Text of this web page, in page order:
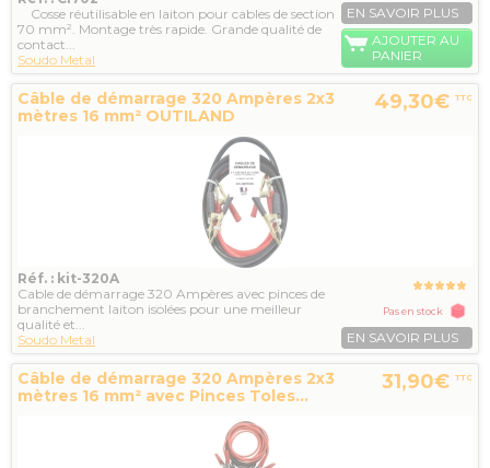
Cosse réutilisable en laiton pour cables de section
70 mm². Montage très rapide. Grande qualité de
contact...
Soudo Metal
EN SAVOIR PLUS
AJOUTER AU
PANIER
Câble de démarrage 320 Ampères 2x3
mètres 16 mm² OUTILAND
49,30€ TTC
Réf. : kit-320A
Cable de démarrage 320 Ampères avec pinces de
branchement laiton isolées pour une meilleur
qualité et...
Soudo Metal
Pas en stock
EN SAVOIR PLUS
Câble de démarrage 320 Ampères 2x3
mètres 16 mm² avec Pinces Toles...
31,90€ TTC